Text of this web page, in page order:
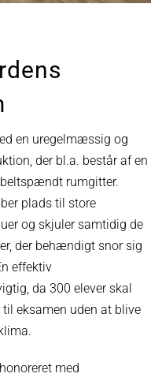
en uregelmæssig og
der bl.a. består af en
rumgitter.
plads til store
og skjuler samtidig de
der behændigt snor sig
effektiv
da 300 elever skal
eksamen uden at blive
med